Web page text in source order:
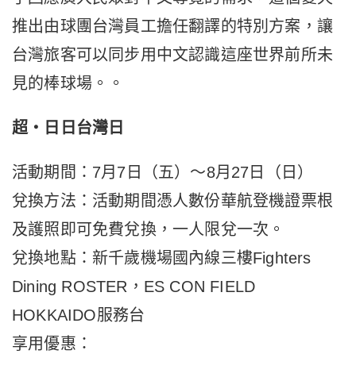
推出由球團台灣員工擔任翻譯的特別方案，讓
台灣旅客可以同步用中文認識這座世界前所未
見的棒球場。。
超‧日日台灣日
活動期間：7月7日（五）～8月27日（日）
兌換方法：活動期間憑人數份華航登機證票根
及護照即可免費兌換，一人限兌一次。
兌換地點：新千歲機場國內線三樓Fighters
Dining ROSTER，ES CON FIELD
HOKKAIDO服務台
享用優惠：